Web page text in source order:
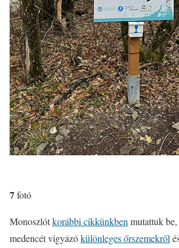
7fotó
Monoszlótkorábbi cikkünkbenmutattuk
medencét vigyázókülönleges őrszemekről